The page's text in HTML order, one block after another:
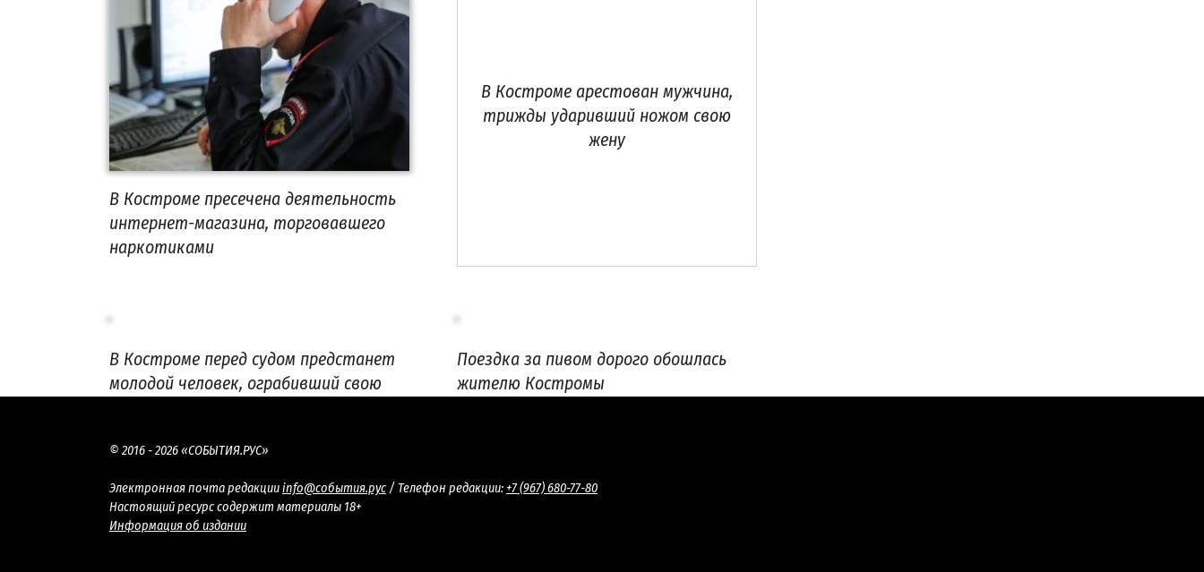
В Костроме пресечена деятельность
интернет-магазина, торговавшего
наркотиками
В Костроме арестован мужчина,
трижды ударивший ножом свою
жену
В Костроме перед судом предстанет
молодой человек, ограбивший свою
Поездка за пивом дорого обошлась
жителю Костромы
© 2016 - 2026 «СОБЫТИЯ.РУС»
Электронная почта редакцииinfo@события.рус / Телефон редакции: +7 (967) 680-77-80
Настоящий ресурс содержит материалы 18+
Информация об издании